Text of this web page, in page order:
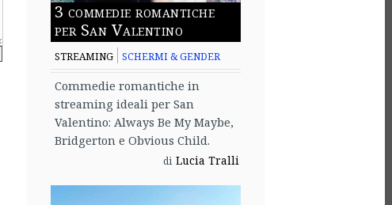
3 commedie romantiche
per San Valentino
STREAMING SCHERMI & GENDER
Commedie romantiche in
streaming ideali per San
Valentino: Always Be My Maybe,
Bridgerton e Obvious Child.
di Lucia Tralli